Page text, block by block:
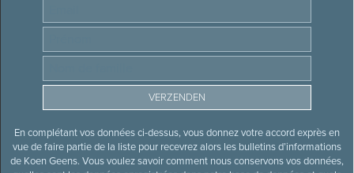
En complétant vos données ci-dessus, vous donnez votre accord exprès en
vue de faire partie de la liste pour recevrez alors les bulletins d’informations
de Koen Geens. Vous voulez savoir comment nous conservons vos données,